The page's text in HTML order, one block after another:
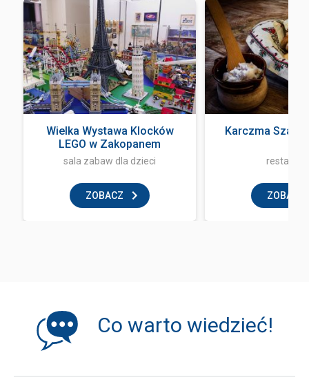
Wielka Wystawa Klocków
LEGO w Zakopanem
sala zabaw dla dzieci
ZOBACZ
Karczma
ZOBACZ
Co warto wiedzieć!